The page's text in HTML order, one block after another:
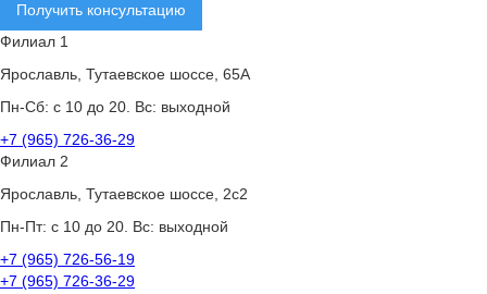
Получить консультацию
Филиал 1
Ярославль, Тутаевское шоссе, 65А
Пн-Сб: с 10 до 20. Вс: выходной
+7 (965) 726-36-29
Филиал 2
Ярославль, Тутаевское шоссе, 2с2
Пн-Пт: с 10 до 20. Вс: выходной
+7 (965) 726-56-19
+7 (965) 726-36-29